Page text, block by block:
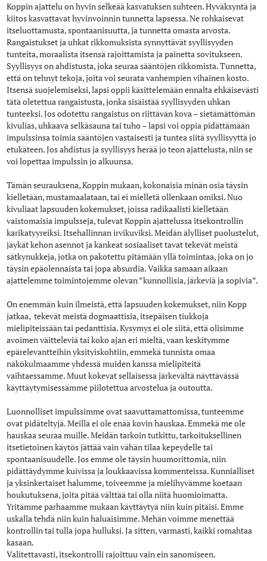
Koppin ajattelu on hyvin selkeää kasvatuksen suhteen. Hyväksyntä ja
kiitos kasvattavat hyvinvoinnin tunnetta lapsessa. Ne rohkaisevat
itseluottamusta, spontaanisuutta, ja tunnetta omasta arvosta.
Rangaistukset ja uhkat rikkomuksista synnyttävät syyllisyyden
tunteita, moraalista itsensä rajoittamista ja painetta sovitukseen.
Syyllisyys on ahdistusta, joka seuraa sääntöjen rikkomista. Tunnetta,
että on tehnyt tekoja, joita voi seurata vanhempien vihainen kosto.
Itsensä suojelemiseksi, lapsi oppii käsittelemään ennalta ehkäisevästi
tätä oletettua rangaistusta, jonka sisäistää syyllisyyden uhkan
tunteeksi. Jos odotettu rangaistus on riittävän kova – sietämättömän
kivulias, uhkaava selkäsauna tai tuho – lapsi voi oppia pidättämään
impulssinsa toimia sääntöjen vastaisesti ja tuntea siitä syyllisyyttä jo
etukäteen. Jos ahdistus ja syyllisyys herää jo teon ajattelusta, niin se
voi lopettaa impulssin jo alkuunsa.
Tämän seurauksena, Koppin mukaan, kokonaisia minän osia täysin
kielletään, mustamaalataan, tai ei mielletä ollenkaan omiksi. Nuo
kivuliaat lapsuuden kokemukset, joissa radikaalisti kielletään
vaistomaisia impulsseja, tulevat Koppin ajattelussa itsekontrollin
karikatyyreiksi. Itsehallinnan irvikuviksi. Meidän älylliset puolustelut,
jäykät kehon asennot ja kankeat sosiaaliset tavat tekevät meistä
sätkynukkeja, jotka on pakotettu pitämään yllä toimintaa, joka on jo
täysin epäolennaista tai jopa absurdia. Vaikka samaan aikaan
ajattelemme toimintojemme olevan ”kunnollisia, järkeviä ja sopivia”.
On enemmän kuin ilmeistä, että lapsuuden kokemukset, niin Kopp
jatkaa, tekevät meistä dogmaattisia, itsepäisen tiukkoja
mielipiteissään tai pedanttisia. Kysymys ei ole siitä, että olisimme
avoimen väitteleviä tai koko ajan eri mieltä, vaan keskitymme
epärelevantteihin yksityiskohtiin, emmekä tunnista omaa
näkökulmaamme yhdessä muiden kanssa mielipiteitä
vaihtaessamme. Muut kokevat sellaisessa järkevältä näyttävässä
käyttäytymisessämme piilotettua arvostelua ja outoutta.
Luonnolliset impulssimme ovat saavuttamattomissa, tunteemme
ovat pidäteltyjä. Meillä ei ole enää kovin hauskaa. Emmekä me ole
hauskaa seuraa muille. Meidän tarkoin tutkittu, tarkoituksellinen
itsetietoinen käytös jättää vain vähän tilaa kepeydelle tai
spontaanisuudelle. Jos emme ole täysin huumorittomia, niin
pidättäydymme kuivissa ja loukkaavissa kommenteissa. Kunnialliset
ja yksinkertaiset halumme, toiveemme ja mielihyvämme koetaan
houkutuksena, joita pitää välttää tai olla niitä huomioimatta.
Yritämme parhaamme mukaan käyttäytyä niin kuin pitäisi. Emme
uskalla tehdä niin kuin haluaisimme. Mehän voimme menettää
kontrollin tai tulla jopa hulluksi. Ja sitten, varmasti, kaikki romahtaa
kasaan.
Valitettavasti, itsekontrolli rajoittuu vain ein sanomiseen.